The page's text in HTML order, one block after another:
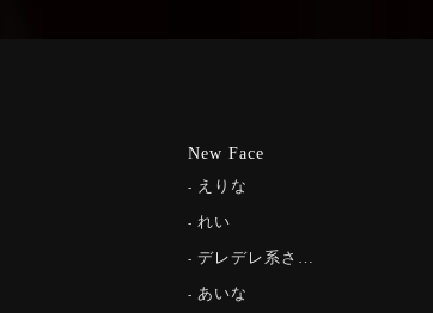
New Face
えりな
れい
デレデレ系さ…
あいな